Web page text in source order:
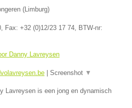
( Limburg)
, Fax: +32 (0)12/23 17 74 , BTW-nr:
Danny Lavreysen
Screenshot ▼
Lavreysen is een jong en dynamisch